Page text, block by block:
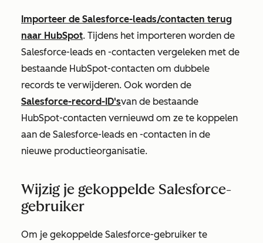
Importeer de Salesforce-leads/contacten terug
naar HubSpot. Tijdens het importeren worden de
Salesforce-leads en -contacten vergeleken met de
bestaande HubSpot-contacten om dubbele
records te verwijderen. Ook worden de
Salesforce-record-ID'svan de bestaande
HubSpot-contacten vernieuwd om ze te koppelen
aan de Salesforce-leads en -contacten in de
nieuwe productieorganisatie.
Wijzig je gekoppelde Salesforce-
gebruiker
Om je gekoppelde Salesforce-gebruiker te